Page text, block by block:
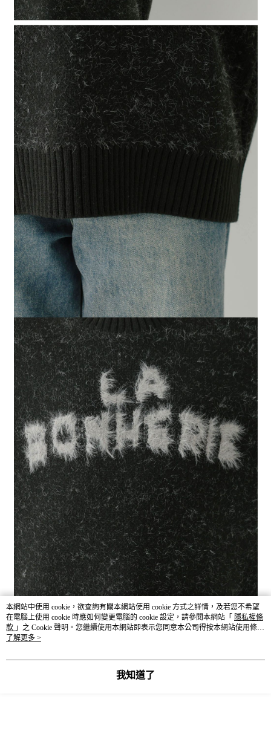
本網站中使用 cookie，欲查詢有關本網站使用 cookie 方式之詳情，及若您不希望
在電腦上使用 cookie 時應如何變更電腦的 cookie 設定，請參閱本網站「 隱私權條
款 」之 Cookie 聲明。您繼續使用本網站即表示您同意本公司得按本網站使用條款
之 Cookie 聲明使用 cookie。
了解更多 >
我知道了